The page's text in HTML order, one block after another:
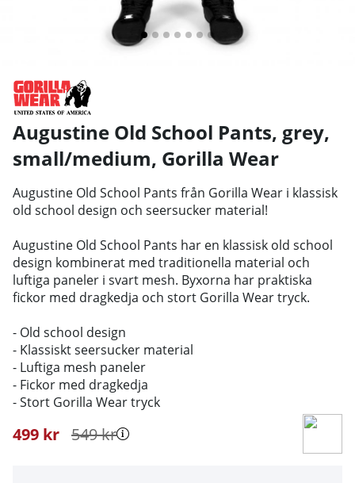
Augustine Old School Pants, grey,
small/medium, Gorilla Wear
Augustine Old School Pants från Gorilla Wear i klassisk
old school design och seersucker material!
Augustine Old School Pants har en klassisk old school
design kombinerat med traditionella material och
luftiga paneler i svart mesh. Byxorna har praktiska
fickor med dragkedja och stort Gorilla Wear tryck.
- Old school design
- Klassiskt seersucker material
- Luftiga mesh paneler
- Fickor med dragkedja
- Stort Gorilla Wear tryck
549kr
499 kr